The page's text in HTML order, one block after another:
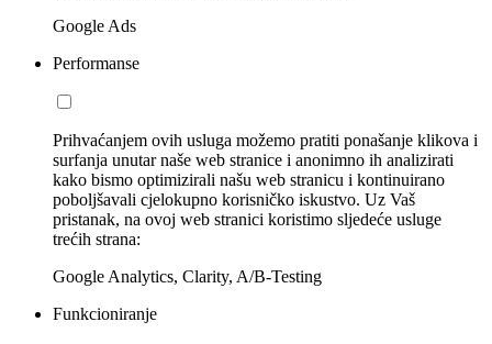
Google Ads
Performanse
Prihvaćanjem ovih usluga možemo pratiti ponašanje klikova i
surfanja unutar naše web stranice i anonimno ih analizirati
kako bismo optimizirali našu web stranicu i kontinuirano
poboljšavali cjelokupno korisničko iskustvo. Uz Vaš
pristanak, na ovoj web stranici koristimo sljedeće usluge
trećih strana:
Google Analytics, Clarity, A/B-Testing
Funkcioniranje